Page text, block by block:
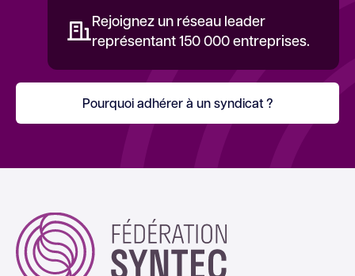
Rejoignez un réseau leader
représentant 150 000 entreprises.
Pourquoi adhérer à un syndicat ?